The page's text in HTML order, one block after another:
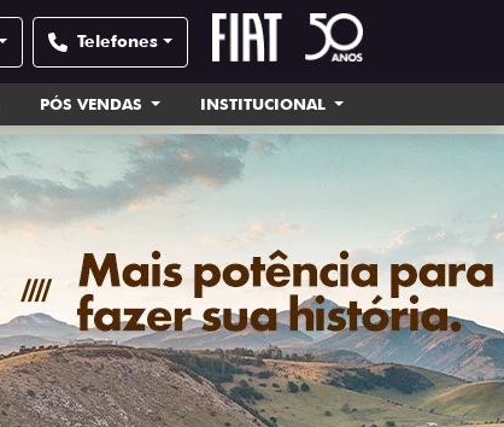
Telefones
PÓS VENDAS INSTITUCIONAL